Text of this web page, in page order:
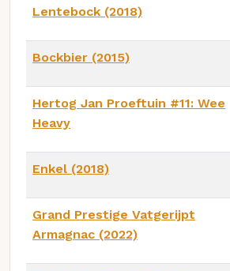
Lentebock (2018)
Bockbier (2015)
Hertog Jan Proeftuin #11: Wee
Heavy
Enkel (2018)
Grand Prestige Vatgerijpt
Armagnac (2022)